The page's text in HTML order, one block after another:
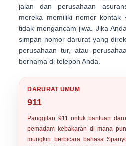
jalan dan perusahaan
mereka memiliki nomor kontak
tidak mengancam jiwa. Jika
simpan nomor darurat yang
perusahaan tur, atau
bernama di telepon Anda.
DARURAT UMUM
911
Panggilan 911 untuk bantuan
pemadam kebakaran di mana
mungkin berbicara bahasa